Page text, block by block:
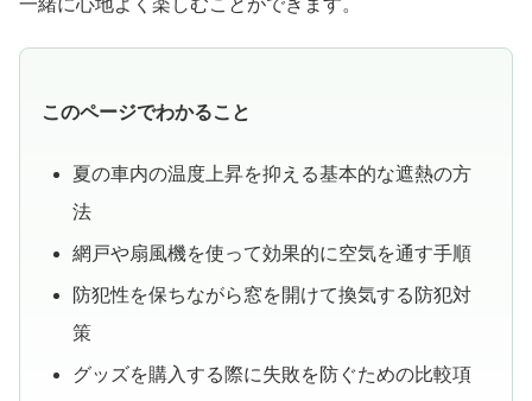
このページでわかること
夏の車内の温度上昇を抑える基本的な遮熱の方
法
網戸や扇風機を使って効果的に空気を通す手順
防犯性を保ちながら窓を開けて換気する防犯対
策
グッズを購入する際に失敗を防ぐための比較項